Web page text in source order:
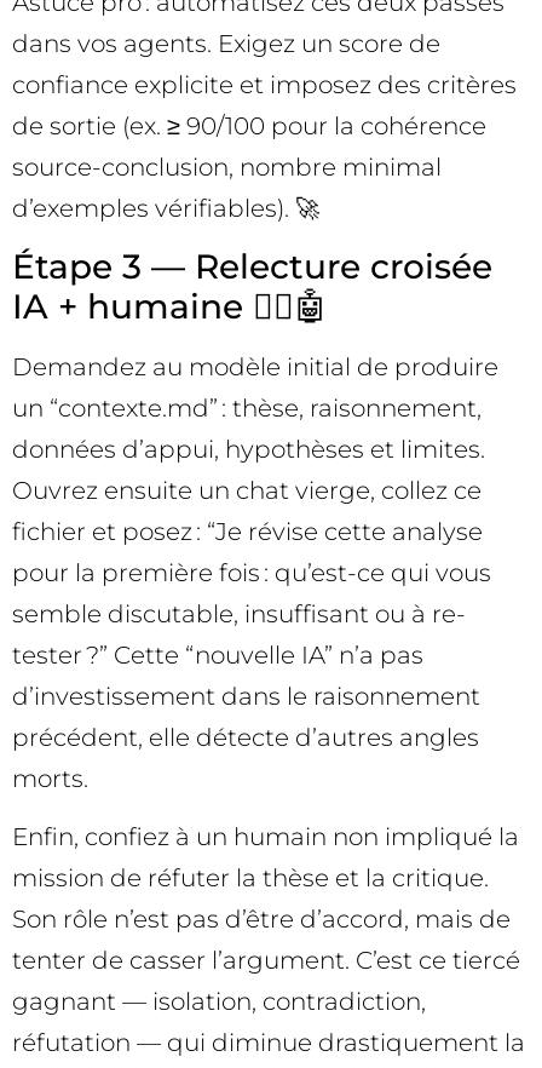
dans vos agents. Exigez un score de
confiance explicite et imposez des critères
de sortie (ex. ≥ 90/100 pour la cohérence
source-conclusion, nombre minimal
d’exemples vérifiables). 🚀
Étape 3 — Relecture croisée
IA + humaine 🧑‍⚖️🤖
Demandez au modèle initial de produire
un “contexte.md” : thèse, raisonnement,
données d’appui, hypothèses et limites.
Ouvrez ensuite un chat vierge, collez ce
fichier et posez : “Je révise cette analyse
pour la première fois : qu’est-ce qui vous
semble discutable, insuffisant ou à re-
tester ?” Cette “nouvelle IA” n’a pas
d’investissement dans le raisonnement
précédent, elle détecte d’autres angles
morts.
Enfin, confiez à un humain non impliqué la
mission de réfuter la thèse et la critique.
Son rôle n’est pas d’être d’accord, mais de
tenter de casser l’argument. C’est ce tiercé
gagnant — isolation, contradiction,
réfutation — qui diminue drastiquement la